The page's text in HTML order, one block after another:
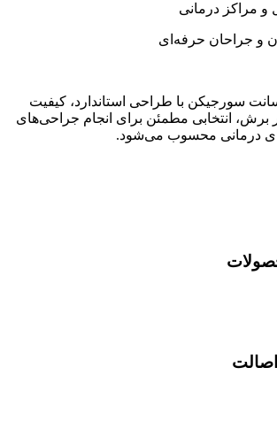
و مراکز درمانی
و جراحان حرفه‌ای
کلی کرو ۱۸ سانت سورجیکن با طراحی استاندارد، کیفیت
برش، انتخابی مطمئن برای انجام جراحی‌های
درمانی محسوب می‌شود.